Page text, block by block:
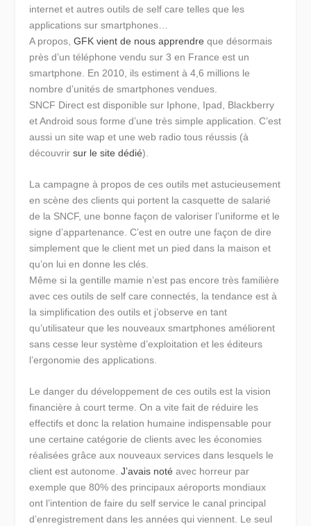
internet et autres outils de self care telles que les
applications sur smartphones…
A propos,GFK vient de nous apprendre que désormais
près d’un téléphone vendu sur 3 en France est un
smartphone . En 2010, ils estiment à 4,6 millions le
nombre d’unités de smartphones vendues.
SNCF Direct est disponible sur Iphone, Ipad, Blackberry
et Android sous forme d’une très simple application. C’est
aussi un site wap et une web radio tous réussis (à
découvrirsur le site dédié).
La campagne à propos de ces outils met astucieusement
en scène des clients qui portent la casquette de salarié
de la SNCF, une bonne façon de valoriser l’uniforme et le
signe d’appartenance. C’est en outre une façon de dire
simplement que le client met un pied dans la maison et
qu’on lui en donne les clés.
Même si la gentille mamie n’est pas encore très familière
avec ces outils de self care connectés, la tendance est à
la simplification des outils et j’observe en tant
qu’utilisateur que les nouveaux smartphones améliorent
sans cesse leur système d’exploitation et les éditeurs
l’ergonomie des applications.
Le danger du développement de ces outils est la vision
financière à court terme. On a vite fait de réduire les
effectifs et donc la relation humaine indispensable pour
une certaine catégorie de clients avec les économies
réalisées grâce aux nouveaux services dans lesquels le
client est autonome.J’avais noté avec horreur par
exemple que 80% des principaux aéroports mondiaux
ont l’intention de faire du self service le canal principal
d’enregistrement dans les années qui viennent. Le seul